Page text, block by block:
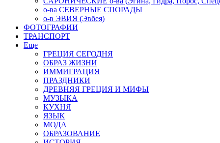
о-ва СЕВЕРНЫЕ СПОРАДЫ
о-в ЭВИЯ (Эвбея)
ФОТОГРАФИИ
ТРАНСПОРТ
Еще
ГРЕЦИЯ СЕГОДНЯ
ОБРАЗ ЖИЗНИ
ИММИГРАЦИЯ
ПРАЗДНИКИ
ДРЕВНЯЯ ГРЕЦИЯ И МИФЫ
МУЗЫКА
КУХНЯ
ЯЗЫК
МОДА
ОБРАЗОВАНИЕ